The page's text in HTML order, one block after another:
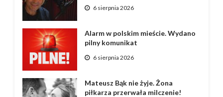
6 sierpnia 2026
Alarm w polskim mieście. Wydano
pilny komunikat
6 sierpnia 2026
Mateusz Bąk nie żyje. Żona
piłkarza przerwała milczenie!